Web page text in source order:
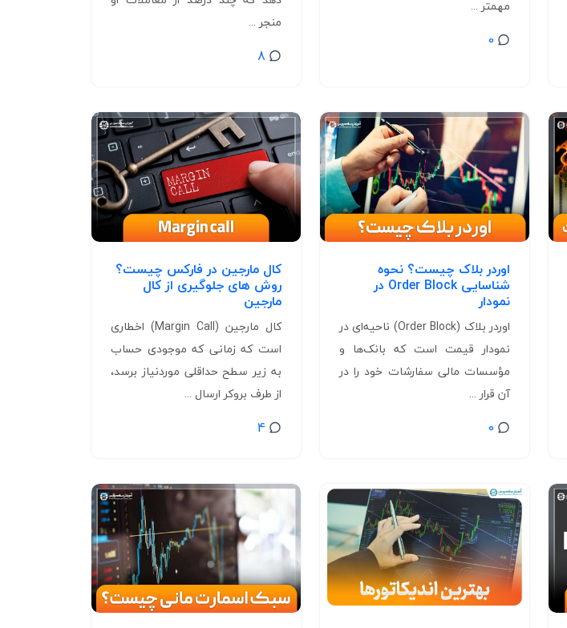
مهمتر ...
0
منجر ...
8
اوردر بلاک چیست؟ نحوه
شناسایی Order Block در
نمودار
اوردر بلاک (Order Block) ناحیه‌ای در
نمودار قیمت است که بانک‌ها و
مؤسسات مالی سفارشات خود را در
آن قرار ...
0
کال مارجین در فارکس چیست؟
روش های جلوگیری از کال
مارجین
کال مارجین (Margin Call) اخطاری
است که زمانی که موجودی حساب
به زیر سطح حداقلی موردنیاز برسد،
از طرف بروکر ارسال ...
4